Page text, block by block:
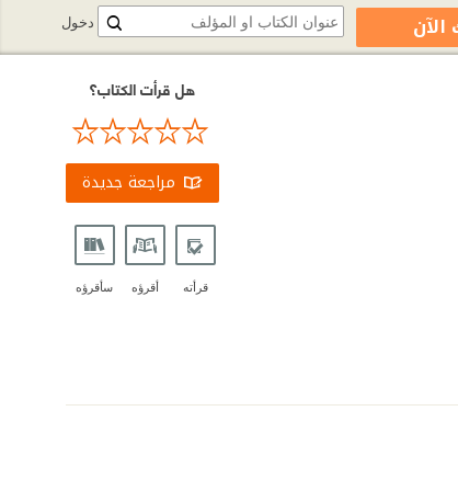
هل قرأت الكتاب؟
مراجعة جديدة
قرأته أقرؤه سأقرؤه
دخول